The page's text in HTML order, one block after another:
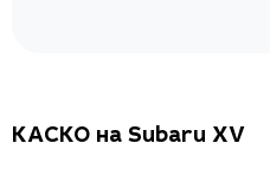
КАСКО на Subaru XV